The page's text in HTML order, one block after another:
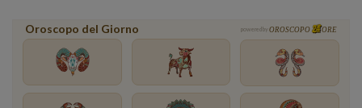
Oroscopo del Giorno powered by OROSCOPO ORE